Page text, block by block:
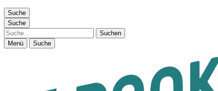
Suche
Suche
Suche
Menü Suche